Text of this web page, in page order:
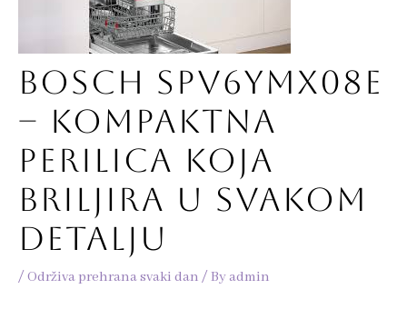
BOSCH SPV6YMX08E
– KOMPAKTNA
PERILICA KOJA
BRILJIRA U SVAKOM
DETALJU
/Održiva prehrana svaki dan / Byadmin